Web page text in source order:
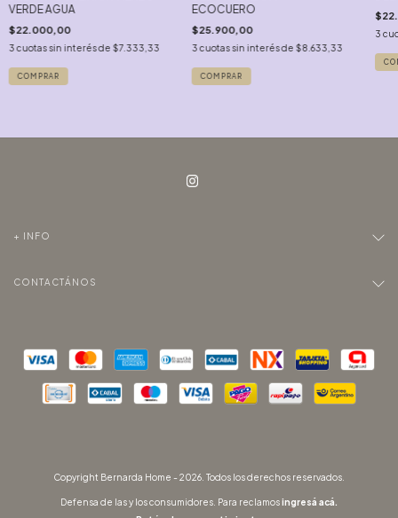
VERDE AGUA
$22.000,00
3 cuotas sin interés de $7.333,33
ECOCUERO
$25.900,00
3 cuotas sin interés de $8.633,33
3
+ INFO
CONTACTÁNOS
Copyright Bernarda Home - 2026. Todos los derechos reservados.
Defensa de las y los consumidores. Para reclamosingresá acá.